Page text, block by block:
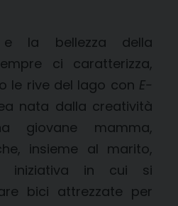
e la bellezza della
ci caratterizza,
le rive del lago con E-
nata dalla creatività
giovane mamma,
insieme al marito,
iniziativa in cui si
bici attrezzate per